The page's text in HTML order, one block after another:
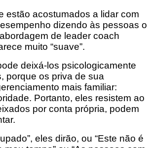
estão acostumados a lidar com
dizendo às pessoas o
de leader coach
muito “suave”.
deixá-los psicologicamente
porque os priva de sua
mais familiar:
Portanto, eles resistem ao
por conta própria, podem
eles dirão, ou “Este não é